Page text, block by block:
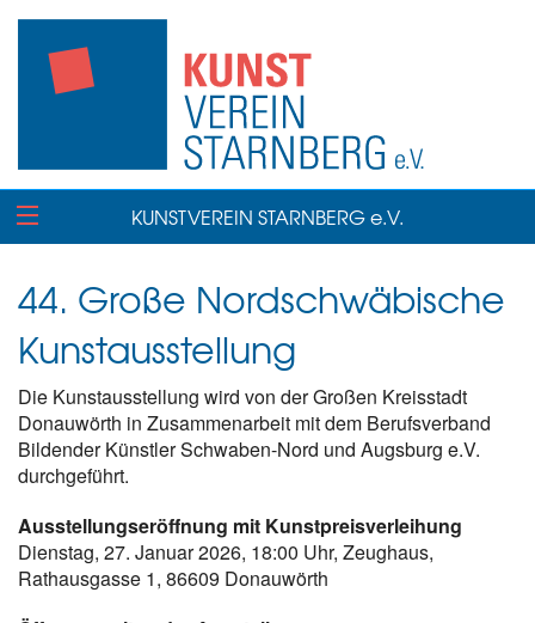
KUNSTVEREIN STARNBERG e.V.
44. Große Nordschwäbische
Kunstausstellung
Die Kunstausstellung wird von der Großen Kreisstadt
Donauwörth in Zusammenarbeit mit dem Berufsverband
Bildender Künstler Schwaben-Nord und Augsburg e.V.
durchgeführt.
Ausstellungseröffnung mit Kunstpreisverleihung
Dienstag, 27. Januar 2026, 18:00 Uhr, Zeughaus,
Rathausgasse 1, 86609 Donauwörth